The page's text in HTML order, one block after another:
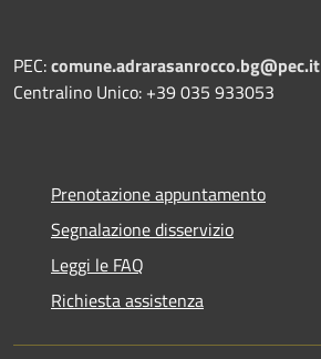
PEC:comune.adrarasanrocco.bg@pec.it
Centralino Unico: +39 035 933053
Prenotazione appuntamento
Segnalazione disservizio
Leggi le FAQ
Richiesta assistenza